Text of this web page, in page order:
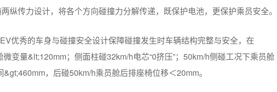
纵传力设计，将各个方向碰撞力分解传递，既保护电池，更保护乘员安全。
优秀的车身与碰撞安全设计保障碰撞发生时车辆结构完整与安全，在
变量&lt;120mm；侧面柱碰32km/h电芯“0挤压”；50km/h侧碰工况下乘员舱
，后碰50km/h乘员舱后排座椅位移＜20mm。